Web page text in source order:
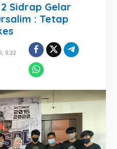
Sidrap Gelar
: Tetap
5:22